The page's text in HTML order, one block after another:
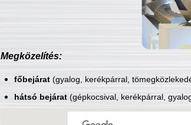
Megközelítés:
főbejárat(gyalog, kerékpárral,
hátsó bejárat(gépkocsival, kerékpárral,